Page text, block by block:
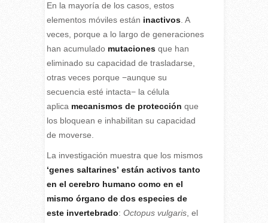
En la mayoría de los casos, estos
elementos móviles están inactivos. A
veces, porque a lo largo de generaciones
han acumulado mutacionesque han
eliminado su capacidad de trasladarse,
otras veces porque −aunque su
secuencia esté intacta− la célula
aplica mecanismos de protección que
los bloquean e inhabilitan su capacidad
de moverse.
La investigación muestra que los mismos
‘genes saltarines’ están activos tanto
en el cerebro humano como en el
mismo órgano de dos especies de
este invertebrado: Octopus vulgaris, el